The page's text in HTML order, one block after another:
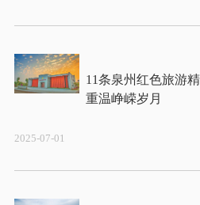
11条泉州红色旅游
2025-07-01